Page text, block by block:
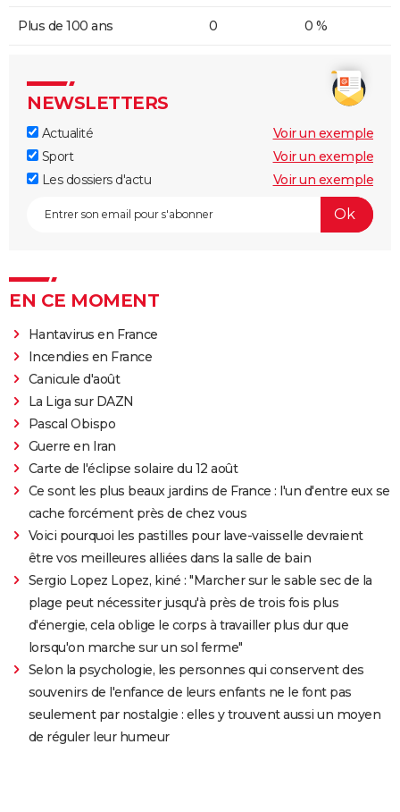
Plus de 100 ans 0 0 %
NEWSLETTERS
Actualité
Voir un exemple
Sport
Voir un exemple
Les dossiers d'actu
Voir un exemple
EN CE MOMENT
Hantavirus en France
Incendies en France
Canicule d'août
La Liga sur DAZN
Pascal Obispo
Guerre en Iran
Carte de l'éclipse solaire du 12 août
Ce sont les plus beaux jardins de France : l'un d'entre eux se
cache forcément près de chez vous
Voici pourquoi les pastilles pour lave-vaisselle devraient
être vos meilleures alliées dans la salle de bain
Sergio Lopez Lopez, kiné : "Marcher sur le sable sec de la
plage peut nécessiter jusqu'à près de trois fois plus
d'énergie, cela oblige le corps à travailler plus dur que
lorsqu'on marche sur un sol ferme"
Selon la psychologie, les personnes qui conservent des
souvenirs de l'enfance de leurs enfants ne le font pas
seulement par nostalgie : elles y trouvent aussi un moyen
de réguler leur humeur